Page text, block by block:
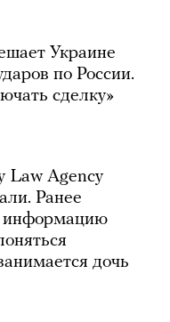
Украине
по России.
сделку»
Law Agency
Ранее
информацию
дочь